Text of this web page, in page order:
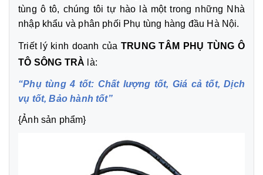
tùng ô tô, chúng tôi tự hào là một trong những Nhà
nhập khẩu và phân phối Phụ tùng hàng đầu Hà Nội.
Triết lý kinh doanh củaTRUNG TÂM PHỤ TÙNG Ô
TÔ SÔNG TRÀ là:
“Phụ tùng 4 tốt: Chất lượng tốt, Giá cả tốt, Dịch
vụ tốt, Bảo hành tốt”
{Ảnh sản phẩm}